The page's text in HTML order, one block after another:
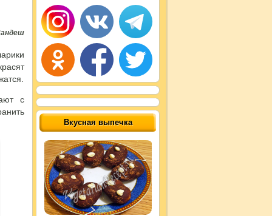
с
Вкусная выпечка